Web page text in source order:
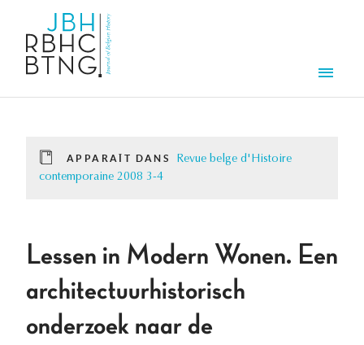
APPARAÎT DANS
Revue belge d'Histoire
contemporaine 2008 3-4
Lessen in Modern Wonen. Een
architectuurhistorisch
onderzoek naar de